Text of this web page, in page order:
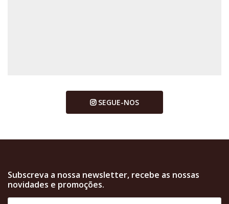
SEGUE-NOS
Subscreva a nossa newsletter, recebe as nossas
novidades e promoções.